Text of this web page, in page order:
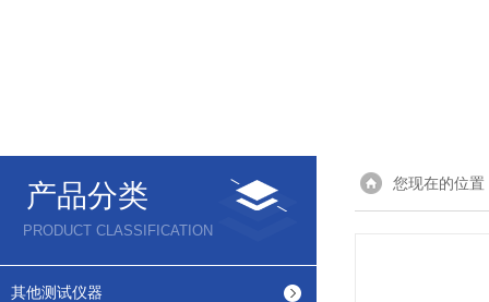
产品分类
PRODUCT CLASSIFICATION
其他测试仪器
您现在的位置